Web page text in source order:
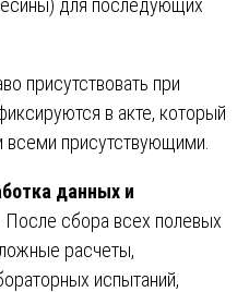
для последующих
присутствовать при
в акте, который
всеми присутствующими.
данных и
После сбора всех полевых
расчеты,
испытаний,